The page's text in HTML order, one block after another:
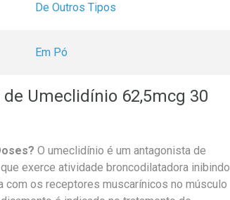
De Outros Tipos
Em Pó
Umeclidínio 62,5mcg 30
O umeclidínio é um antagonista de
exerce atividade broncodilatadora inibindo
os receptores muscarínicos no músculo